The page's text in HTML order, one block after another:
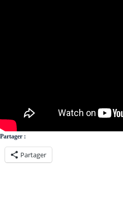
Partager :
Partager